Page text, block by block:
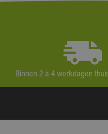
Binnen 2 à 4 werkdagen